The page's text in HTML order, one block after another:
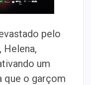
pelo
Helena,
um
que o garçom